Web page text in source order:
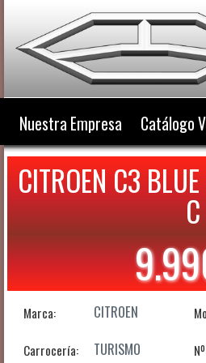
Nuestra Empresa Catálogo
CITROEN C3
C
Marca: CITROEN
Carrocería: TURISMO